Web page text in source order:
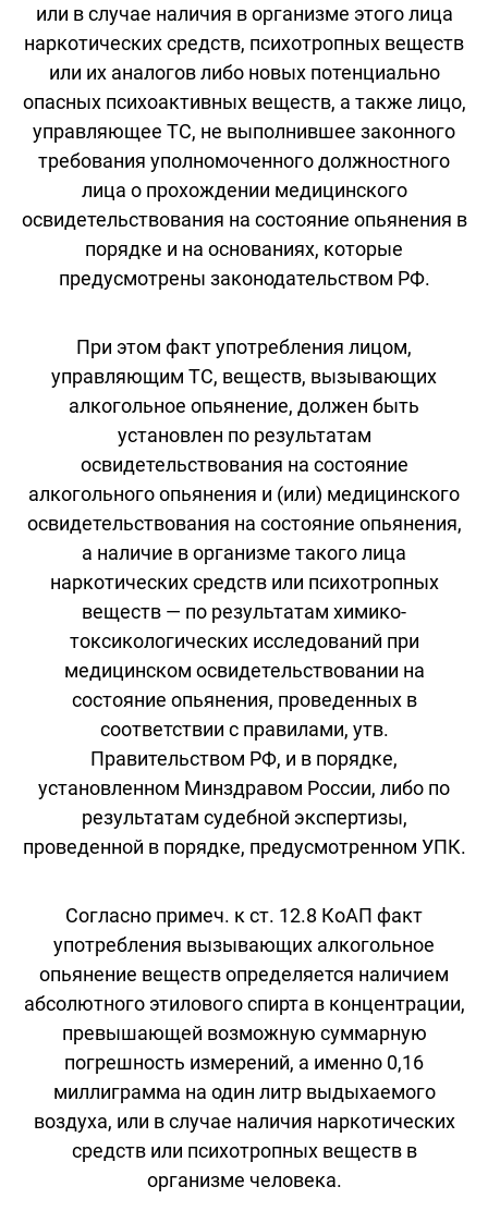
или в случае наличия в организме этого лица
наркотических средств, психотропных веществ
или их аналогов либо новых потенциально
опасных психоактивных веществ, а также лицо,
управляющее ТС, не выполнившее законного
требования уполномоченного должностного
лица о прохождении медицинского
освидетельствования на состояние опьянения в
порядке и на основаниях, которые
предусмотрены законодательством РФ.
При этом факт употребления лицом,
управляющим ТС, веществ, вызывающих
алкогольное опьянение, должен быть
установлен по результатам
освидетельствования на состояние
алкогольного опьянения и (или) медицинского
освидетельствования на состояние опьянения,
а наличие в организме такого лица
наркотических средств или психотропных
веществ — по результатам химико-
токсикологических исследований при
медицинском освидетельствовании на
состояние опьянения, проведенных в
соответствии с правилами, утв.
Правительством РФ, и в порядке,
установленном Минздравом России, либо по
результатам судебной экспертизы,
проведенной в порядке, предусмотренном УПК.
Согласно примеч. к ст. 12.8 КоАП факт
употребления вызывающих алкогольное
опьянение веществ определяется наличием
абсолютного этилового спирта в концентрации,
превышающей возможную суммарную
погрешность измерений, а именно 0,16
миллиграмма на один литр выдыхаемого
воздуха, или в случае наличия наркотических
средств или психотропных веществ в
организме человека.